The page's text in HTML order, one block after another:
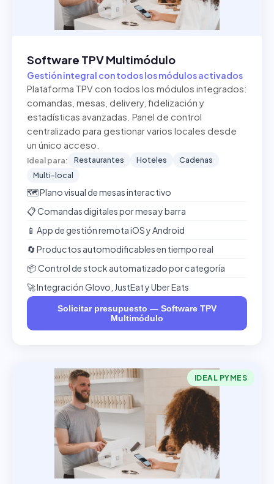
Software TPV Multimódulo
Gestión integral con todos los módulos activados
Plataforma TPV con todos los módulos integrados:
comandas, mesas, delivery, fidelización y
estadísticas avanzadas. Panel de control
centralizado para gestionar varios locales desde
un único acceso.
Ideal para: Restaurantes Hoteles
Cadenas
Multi-local
🗺️ Plano visual de mesas interactivo
📋 Comandas digitales por mesa y barra
📱 App de gestión remota iOS y Android
🔄 Productos automodificables en tiempo real
📦 Control de stock automatizado por categoría
🚀 Integración Glovo, JustEat y Uber Eats
Solicitar presupuesto — Software TPV
Multimódulo
IDEAL PYMES